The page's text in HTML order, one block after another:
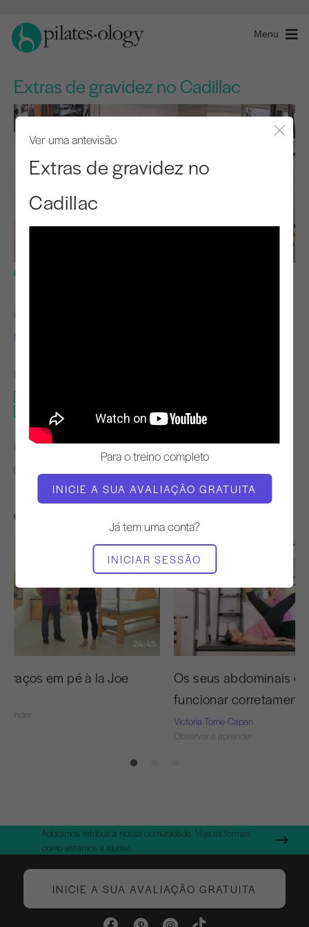
Menu
Extras de gravidez no Cadillac
Ver uma antevisão
Extras de gravidez no
Cadillac
Para o treino completo
INICIE A SUA AVALIAÇÃO GRATUITA
Já tem uma conta?
INICIAR SESSÃO
PROFESSOR
Molly Niles Renshaw
EQUIPAMENTO NECESSÁRIO
Barril pequeno
ENCONTRAR AULAS SEMELHANTES PARA
Outros exercícios de que poderá gostar
24:45
em pé à la Joe
Os seus abdominais
funcionar
Victoria Torrie-Capan
Observar e aprender
Adoramos retribuir à nossa comunidade. Veja as formas
como estamos a ajudar.
INICIE A SUA AVALIAÇÃO GRATUITA